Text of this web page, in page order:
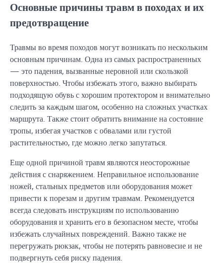
Основные причины травм в походах и их
предотвращение
Травмы во время походов могут возникать по нескольким
основным причинам. Одна из самых распространенных
— это падения, вызванные неровной или скользкой
поверхностью. Чтобы избежать этого, важно выбирать
подходящую обувь с хорошим протектором и внимательно
следить за каждым шагом, особенно на сложных участках
маршрута. Также стоит обратить внимание на состояние
тропы, избегая участков с обвалами или густой
растительностью, где можно легко запутаться.
Еще одной причиной травм являются неосторожные
действия с снаряжением. Неправильное использование
ножей, стальных предметов или оборудования может
привести к порезам и другим травмам. Рекомендуется
всегда следовать инструкциям по использованию
оборудования и хранить его в безопасном месте, чтобы
избежать случайных повреждений. Важно также не
перегружать рюкзак, чтобы не потерять равновесие и не
подвергнуть себя риску падения.